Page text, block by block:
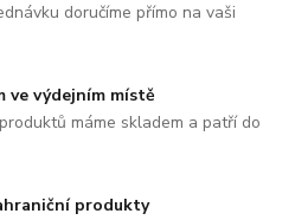
doručíme přímo na vaši
ve výdejním místě
máme skladem a patří do
produkty